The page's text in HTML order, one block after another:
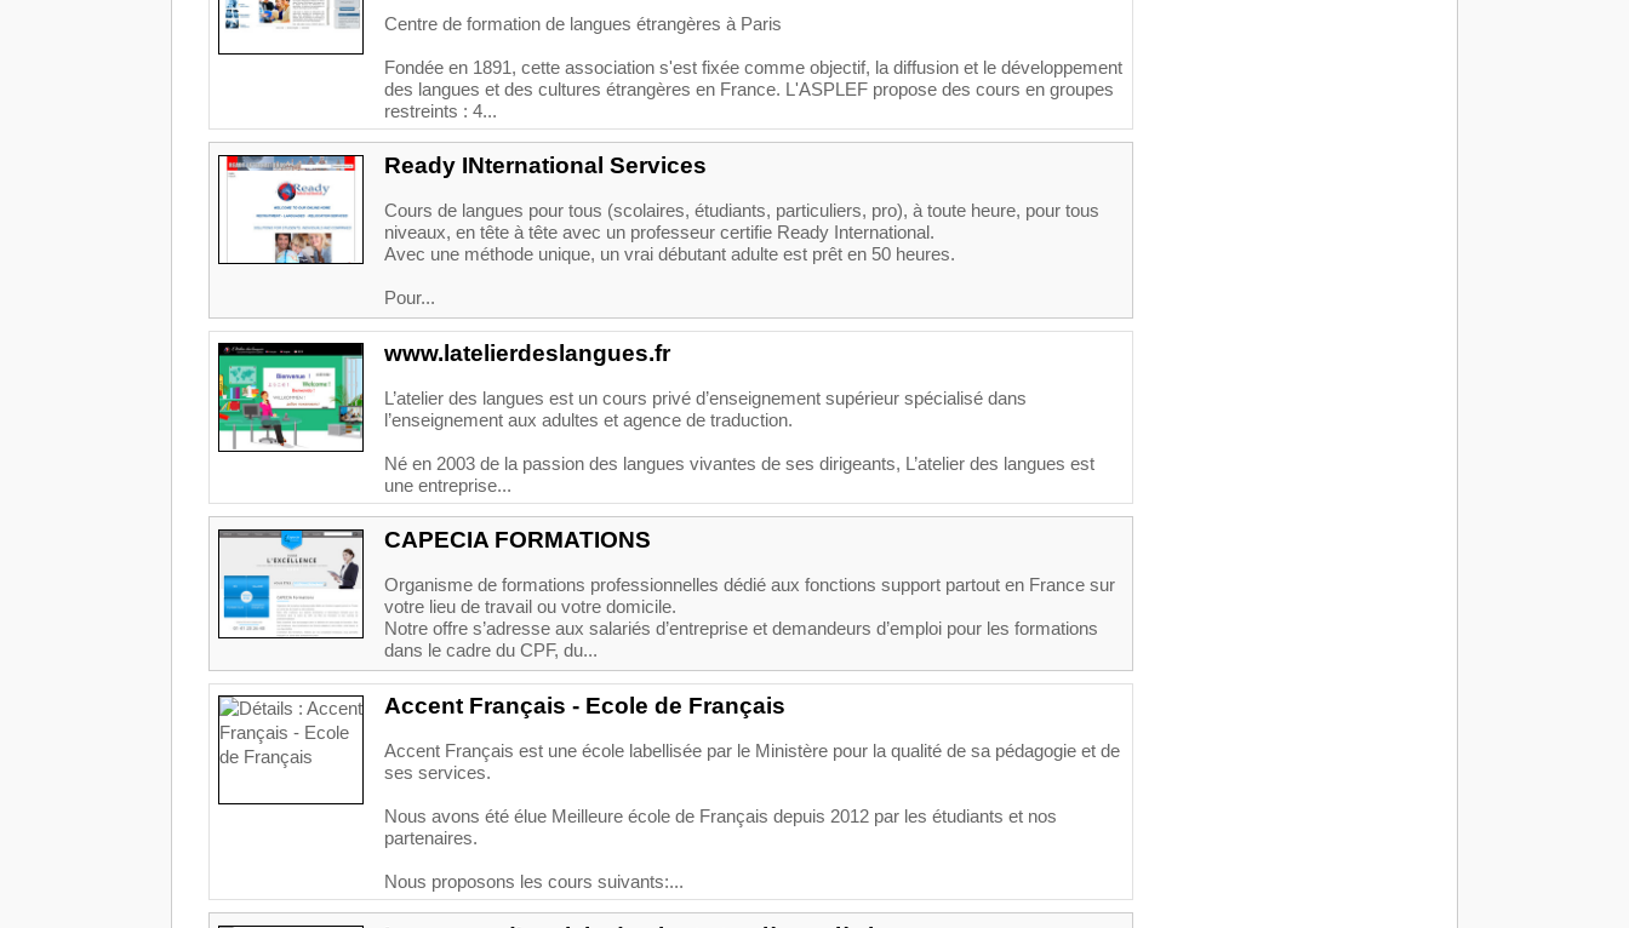
Centre de formation de langues étrangères à Paris
Fondée en 1891, cette association s'est fixée comme objectif, la diffusion et le développement
des langues et des cultures étrangères en France. L'ASPLEF propose des cours en groupes
restreints : 4...
Ready INternational Services
Cours de langues pour tous (scolaires, étudiants, particuliers, pro), à toute heure, pour tous
niveaux, en tête à tête avec un professeur certifie Ready International.
Avec une méthode unique, un vrai débutant adulte est prêt en 50 heures.
Pour...
www.latelierdeslangues.fr
L’atelier des langues est un cours privé d’enseignement supérieur spécialisé dans
l’enseignement aux adultes et agence de traduction.
Né en 2003 de la passion des langues vivantes de ses dirigeants, L’atelier des langues est
une entreprise...
CAPECIA FORMATIONS
Organisme de formations professionnelles dédié aux fonctions support partout en France sur
votre lieu de travail ou votre domicile.
Notre offre s’adresse aux salariés d’entreprise et demandeurs d’emploi pour les formations
dans le cadre du CPF, du...
Accent Français - Ecole de Français
Accent Français est une école labellisée par le Ministère pour la qualité de sa pédagogie et de
ses services.
Nous avons été élue Meilleure école de Français depuis 2012 par les étudiants et nos
partenaires.
Nous proposons les cours suivants:...